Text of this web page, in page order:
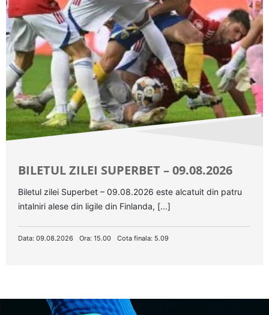
BILETUL ZILEI SUPERBET – 09.08.2026
Biletul zilei Superbet – 09.08.2026 este alcatuit din patru
intalniri alese din ligile din Finlanda, [...]
Data: 09.08.2026 Ora: 15.00 Cota finala: 5.09